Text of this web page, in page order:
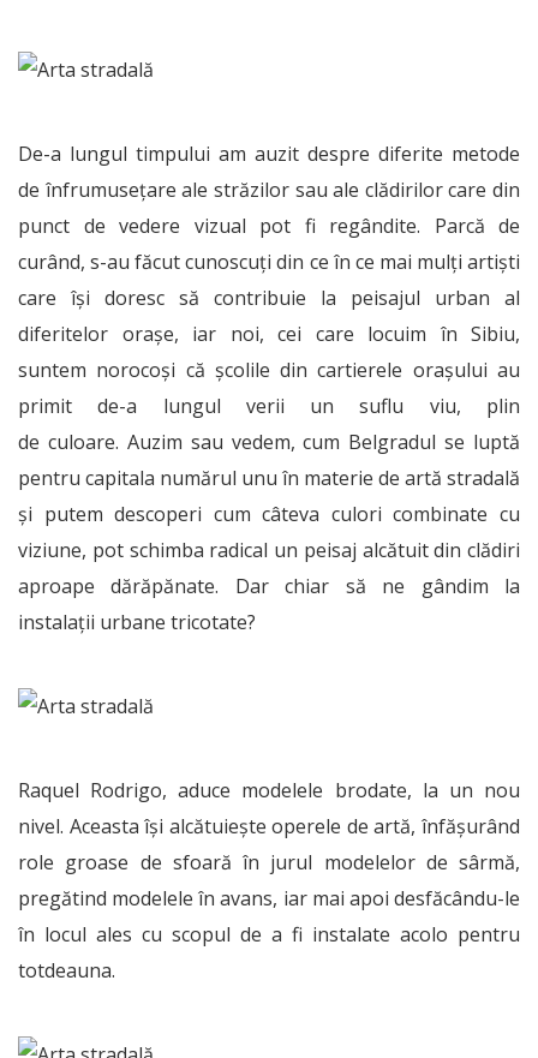
De-a lungul timpului am auzit despre diferite metode
de înfrumusețare ale străzilor sau ale clădirilor care din
punct de vedere vizual pot fi regândite. Parcă de
curând, s-au făcut cunoscuți din ce în ce mai mulți artiști
care își doresc să contribuie la peisajul urban al
diferitelor orașe, iar noi, cei care locuim în Sibiu,
suntem norocoși că școlile din cartierele orașului au
primit de-a lungul verii un suflu viu, plin
de culoare. Auzim sau vedem, cum Belgradul se luptă
pentru capitala numărul unu în materie de artă stradală
și putem descoperi cum câteva culori combinate cu
viziune, pot schimba radical un peisaj alcătuit din clădiri
aproape dărăpănate. Dar chiar să ne gândim la
instalații urbane tricotate?
Raquel Rodrigo, aduce modelele brodate, la un nou
nivel. Aceasta își alcătuiește operele de artă, înfășurând
role groase de sfoară în jurul modelelor de sârmă,
pregătind modelele în avans, iar mai apoi desfăcându-le
în locul ales cu scopul de a fi instalate acolo pentru
totdeauna.